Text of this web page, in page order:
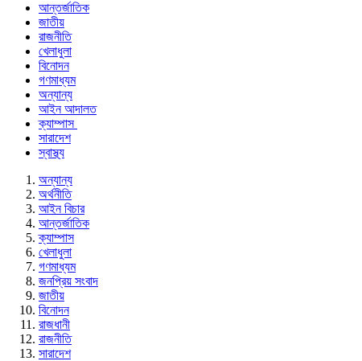
আন্তর্জাতিক
জাতীয়
রাজনীতি
খেলাধুলা
বিনোদন
গণমাধ্যম
অন্যান্য
আইন আদালত
ক্যাম্পাস
সারাদেশ
স্বাস্থ্য
অন্যান্য
অর্থনীতি
আইন বিচার
আন্তর্জাতিক
ক্যাম্পাস
খেলাধুলা
গণমাধ্যম
জনপ্রিয় সংবাদ
জাতীয়
বিনোদন
রাজধানী
রাজনীতি
সারাদেশ